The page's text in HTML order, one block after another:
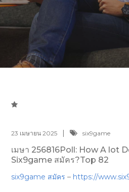
23 เมษายน 2025 six9game
เมษา 256816Poll: How A lot
Six9game สมัคร?Top 82
six9game สมัคร – https://